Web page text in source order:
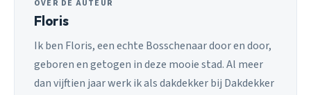
OVER DE AUTEUR
Floris
Ik ben Floris, een echte Bosschenaar door en door,
geboren en getogen in deze mooie stad. Al meer
dan vijftien jaar werk ik als dakdekker bij Dakdekker